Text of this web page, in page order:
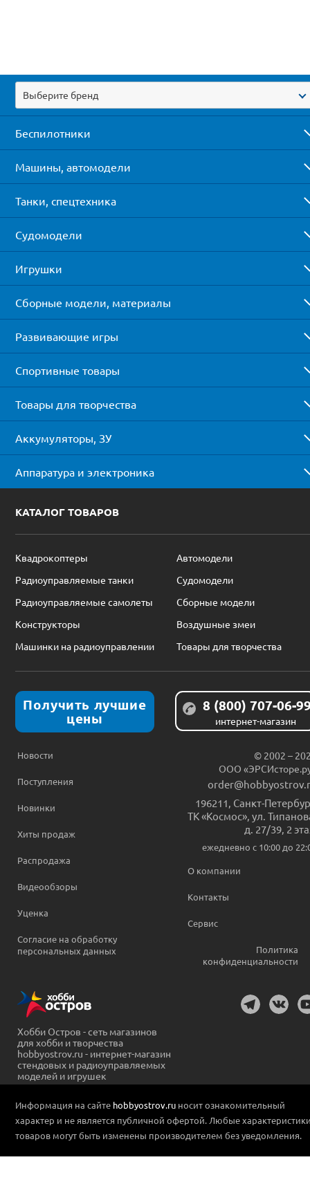
Выберите бренд
Беспилотники
Машины, автомодели
Танки, спецтехника
Судомодели
Игрушки
Сборные модели, материалы
Развивающие игры
Спортивные товары
Товары для творчества
Аккумуляторы, ЗУ
Аппаратура и электроника
КАТАЛОГ ТОВАРОВ
Квадрокоптеры
Автомодели
Радиоуправляемые танки
Судомодели
Радиоуправляемые самолеты
Сборные модели
Конструкторы
Воздушные змеи
Машинки на радиоуправлении
Товары для творчества
Получить лучшие
цены
8 (800) 707-06-
интернет-магазин
Новости
Поступления
Новинки
Хиты продаж
Распродажа
Видеообзоры
Уценка
Согласие на обработку
персональных данных
© 2002 –
ООО
196211, Санкт-
ТК «Космос», ул.
д. 27/39, 2
ежедневно c 10:00 до
О компании
Контакты
Сервис
Политика
конфиденциальности
Хобби Остров - сеть магазинов
для хобби и творчества
hobbyostrov.ru - интернет-магазин
стендовых и радиоуправляемых
моделей и игрушек
Информация на сайте hobbyostrov.ru носит ознакомительный
характер и не является публичной офертой. Любые
товаров могут быть изменены производителем без уведомления.